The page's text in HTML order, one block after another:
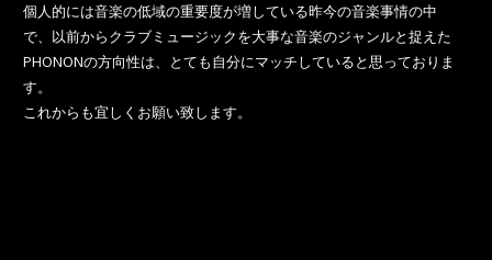
個人的には音楽の低域の重要度が増している昨今の音楽事情の中
で、以前からクラブミュージックを大事な音楽のジャンルと捉えた
PHONONの方向性は、とても自分にマッチしていると思っておりま
す。
これからも宜しくお願い致します。